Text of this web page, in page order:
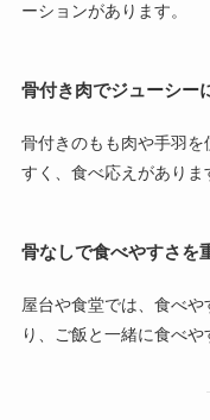
ーションがあります。
骨付き肉でジューシー
骨付きのもも肉や手羽
すく、食べ応えがありま
骨なしで食べやすさを
屋台や食堂では、食べ
り、ご飯と一緒に食べや